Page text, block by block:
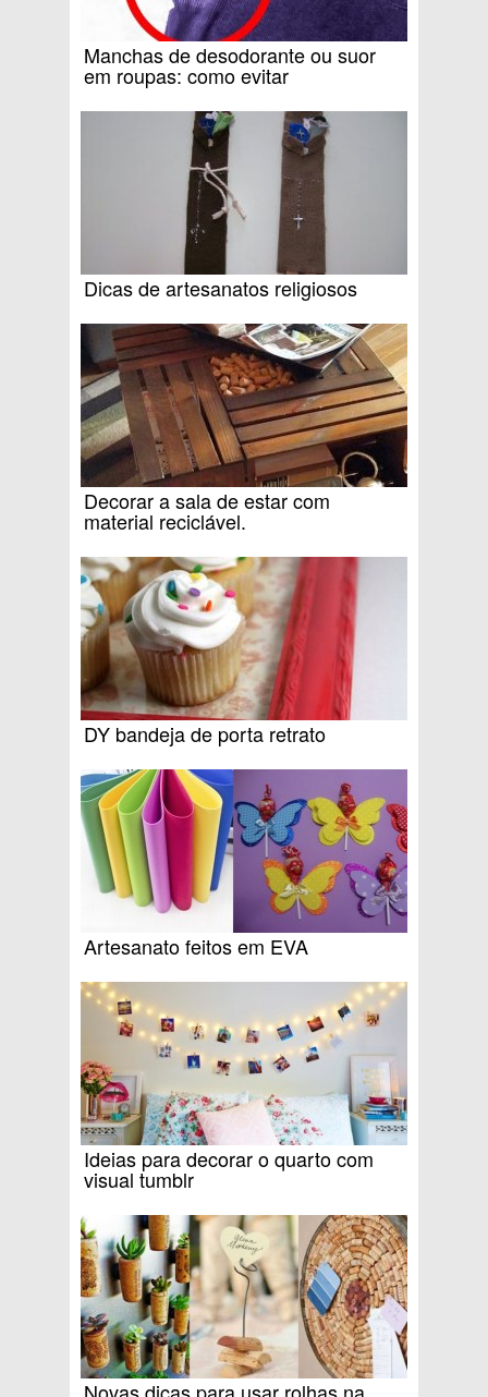
Manchas de desodorante ou suor
em roupas: como evitar
Dicas de artesanatos religiosos
Decorar a sala de estar com
material reciclável.
DY bandeja de porta retrato
Artesanato feitos em EVA
Ideias para decorar o quarto com
visual tumblr